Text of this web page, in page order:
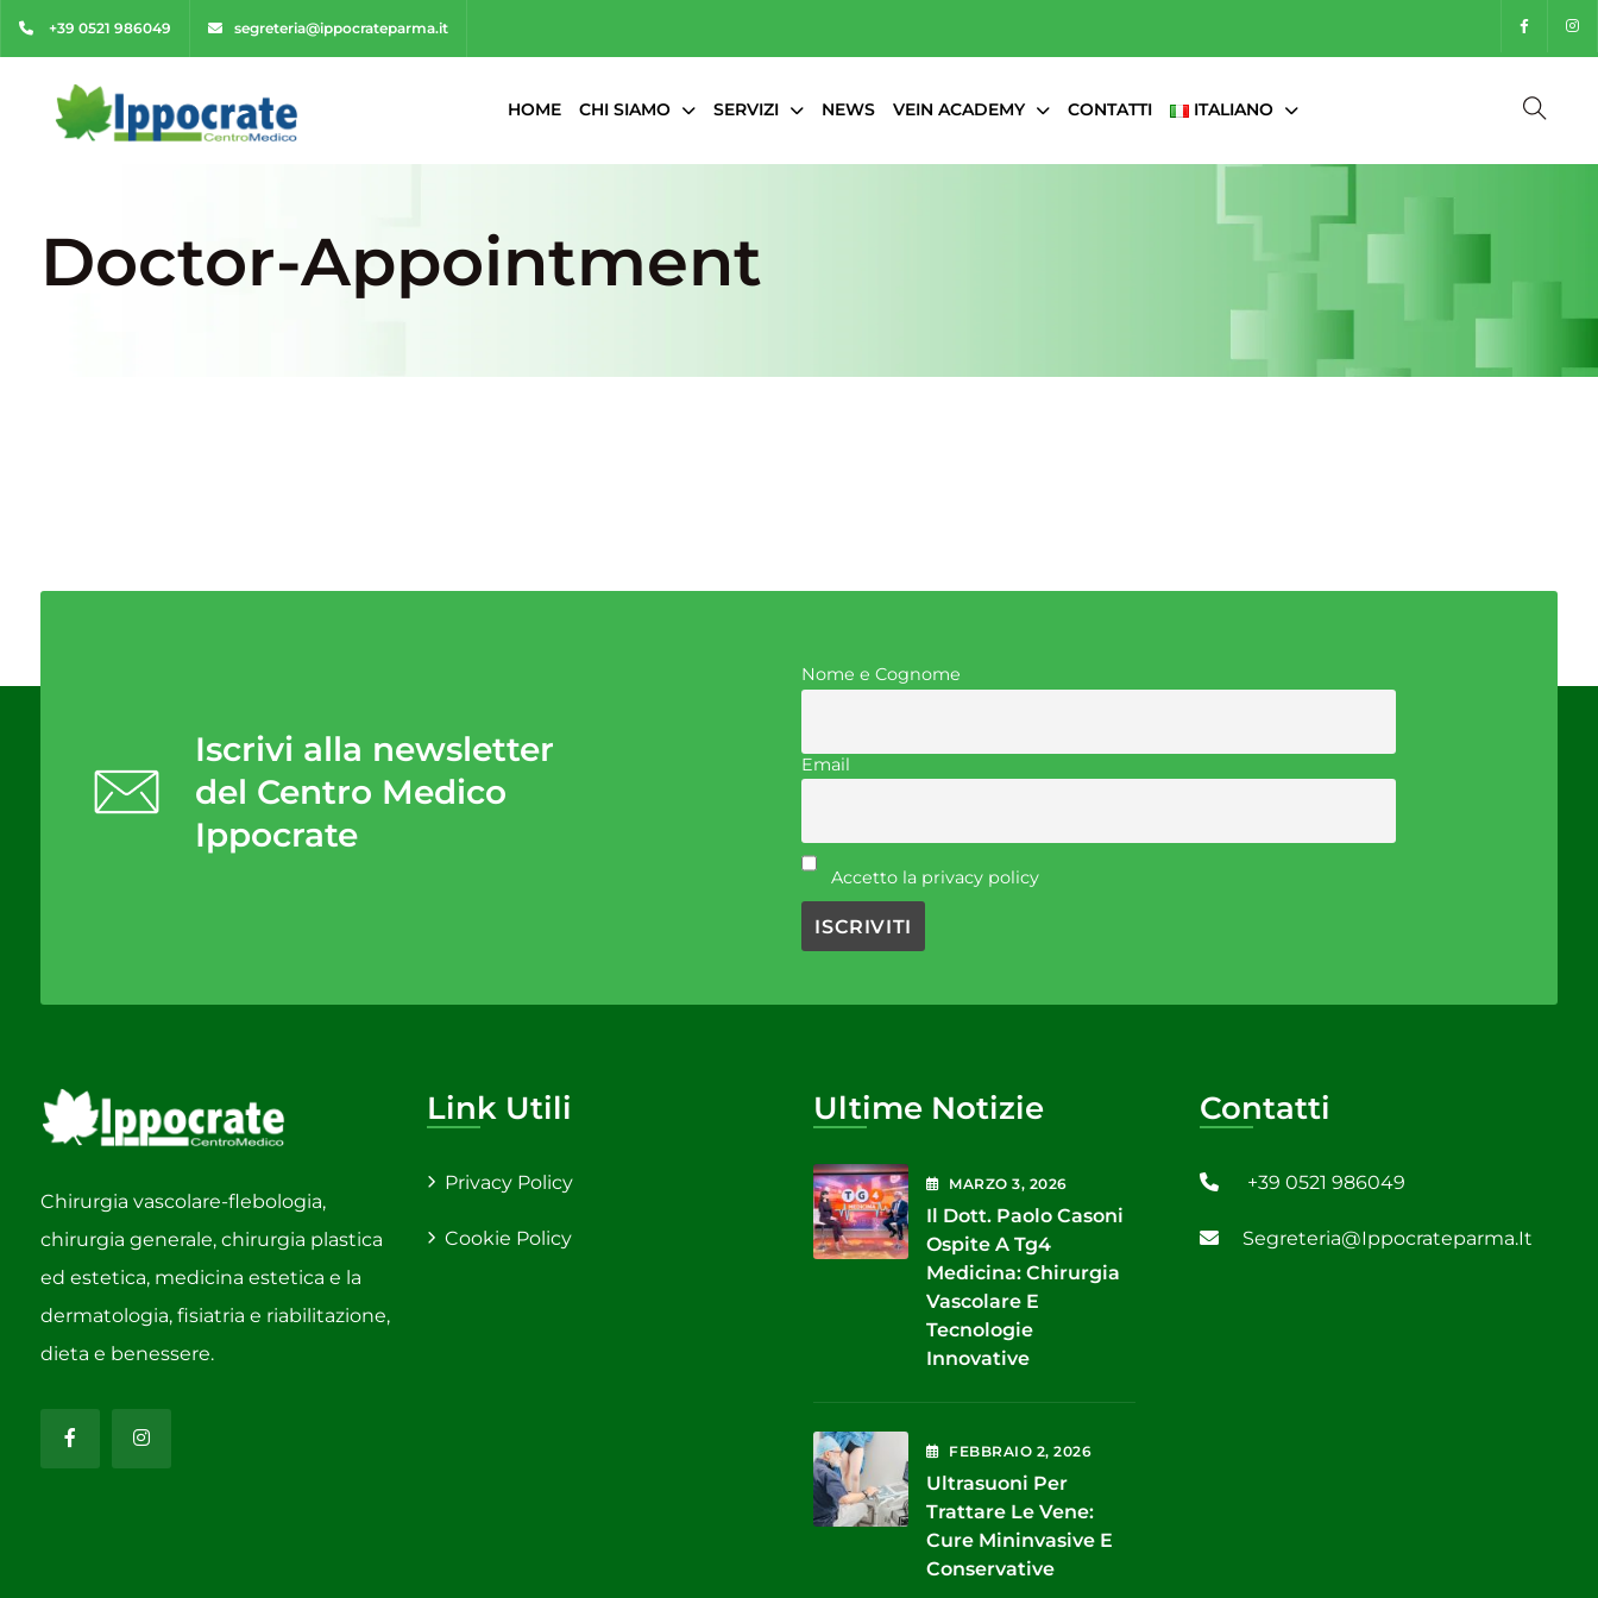
+39 0521 986049 segreteria@ippocrateparma.it
HOME CHI SIAMO SERVIZI NEWS VEIN ACADEMY CONTATTI ITALIANO
Doctor-Appointment
Iscrivi alla newsletter
del Centro Medico
Ippocrate
Nome e Cognome
Email
Accetto la privacy policy
Chirurgia vascolare-flebologia,
chirurgia generale, chirurgia plastica
ed estetica, medicina estetica e la
dermatologia, fisiatria e riabilitazione,
dieta e benessere.
Link Utili
Privacy Policy
Cookie Policy
Ultime Notizie
MARZO3, 2026
Il Dott. Paolo Casoni
Ospite A Tg4
Medicina: Chirurgia
Vascolare E
Tecnologie
Innovative
FEBBRAIO 2, 2026
Ultrasuoni Per
Trattare Le Vene:
Cure Mininvasive E
Conservative
Contatti
+39 0521 986049
Segreteria@ippocrateparma.it